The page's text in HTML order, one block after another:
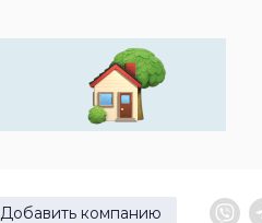
Добавить компанию